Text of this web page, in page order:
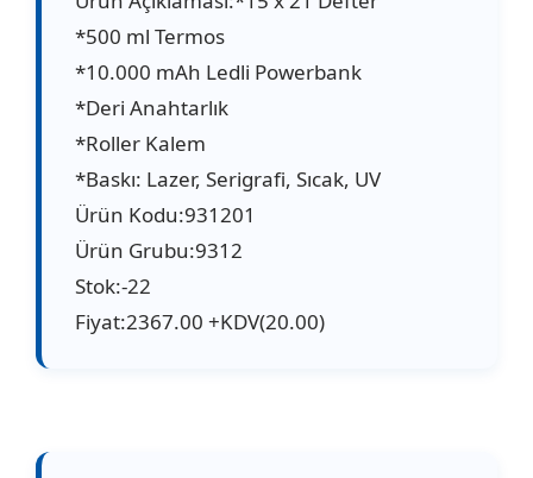
*500 ml Termos
*10.000 mAh Ledli Powerbank
*Deri Anahtarlık
*Roller Kalem
*Baskı: Lazer, Serigrafi, Sıcak, UV
Ürün Kodu:931201
Ürün Grubu:9312
Stok:-22
Fiyat:2367.00 +KDV(20.00)